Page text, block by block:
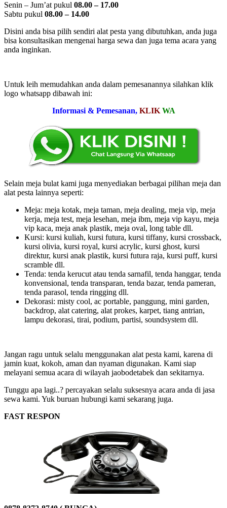
Senin – Jum’at pukul 08.00 – 17.00
Sabtu pukul 08.00 – 14.00
Disini anda bisa pilih sendiri alat pesta yang dibutuhkan, anda juga
bisa konsultasikan mengenai harga sewa dan juga tema acara yang
anda inginkan.
Untuk leih memudahkan anda dalam pemesanannya silahkan klik
logo whatsapp dibawah ini:
Informasi & Pemesanan, KLIK WA
Selain meja bulat kami juga menyediakan berbagai pilihan meja dan
alat pesta lainnya seperti:
Meja: meja kotak, meja taman, meja dealing, meja vip, meja
kerja, meja test, meja lesehan, meja ibm, meja vip kayu, meja
vip kaca, meja anak plastik, meja oval, long table dll.
Kursi: kursi kuliah, kursi futura, kursi tiffany, kursi crossback,
kursi olivia, kursi royal, kursi acrylic, kursi ghost, kursi
direktur, kursi anak plastik, kursi futura raja, kursi puff, kursi
scramble dll.
Tenda: tenda kerucut atau tenda sarnafil, tenda hanggar, tenda
konvensional, tenda transparan, tenda bazar, tenda pameran,
tenda parasol, tenda ringging dll.
Dekorasi: misty cool, ac portable, panggung, mini garden,
backdrop, alat catering, alat prokes, karpet, tiang antrian,
lampu dekorasi, tirai, podium, partisi, soundsystem dll.
Jangan ragu untuk selalu menggunakan alat pesta kami, karena di
jamin kuat, kokoh, aman dan nyaman digunakan. Kami siap
melayani semua acara di wilayah jaobodetabek dan sekitarnya.
Tunggu apa lagi..? percayakan selalu suksesnya acara anda di jasa
sewa kami. Yuk buruan hubungi kami sekarang juga.
FAST RESPON